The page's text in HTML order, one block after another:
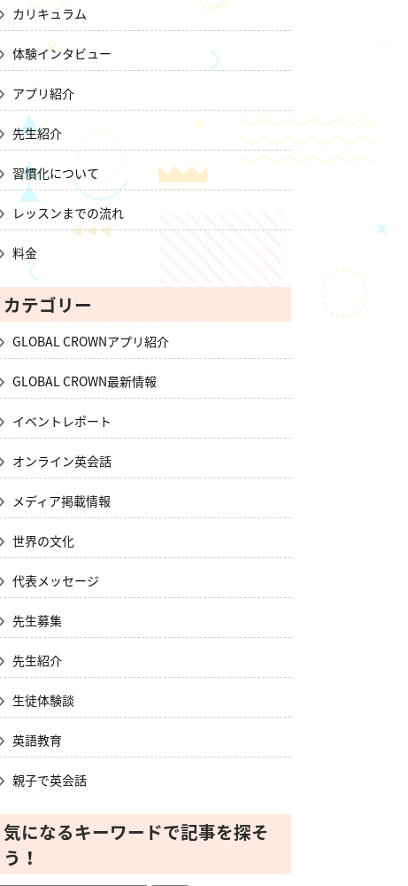
カリキュラム
体験インタビュー
アプリ紹介
先生紹介
習慣化について
レッスンまでの流れ
料金
カテゴリー
GLOBAL CROWNアプリ紹介
GLOBAL CROWN最新情報
イベントレポート
オンライン英会話
メディア掲載情報
世界の文化
代表メッセージ
先生募集
先生紹介
生徒体験談
英語教育
親子で英会話
気になるキーワードで記事を探そ
う！